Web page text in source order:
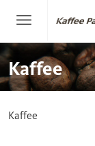
Kaffee
Kaffee